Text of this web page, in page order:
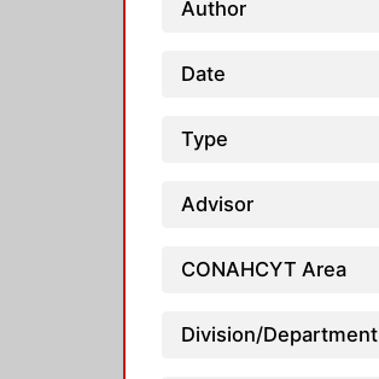
Author
Date
Type
Advisor
CONAHCYT Area
Division/Department